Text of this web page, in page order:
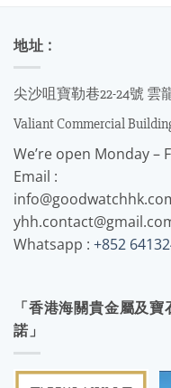
地址 :
尖沙咀寶勒巷22-24號 雲
Valiant Commercial
We’re open Monday –
Email :
Whatsapp : +852
「香港海關貴金屬及
諾」